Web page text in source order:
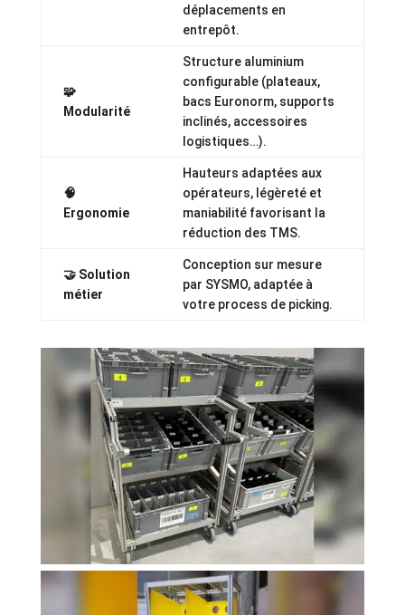
déplacements en
entrepôt.
🧩
Modularité
Structure aluminium
configurable (plateaux,
bacs Euronorm, supports
inclinés, accessoires
logistiques…).
🧠
Ergonomie
Hauteurs adaptées aux
opérateurs, légèreté et
maniabilité favorisant la
réduction des TMS.
🤝 Solution
métier
Conception sur mesure
par SYSMO, adaptée à
votre process de picking.